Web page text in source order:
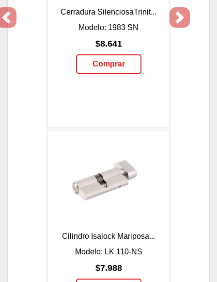
Cerradura SilenciosaTrinit...
Modelo: 1983 SN
$8.641
Comprar
Cilindro Isalock Mariposa...
Modelo: LK 110-NS
$7.988
Previous Next